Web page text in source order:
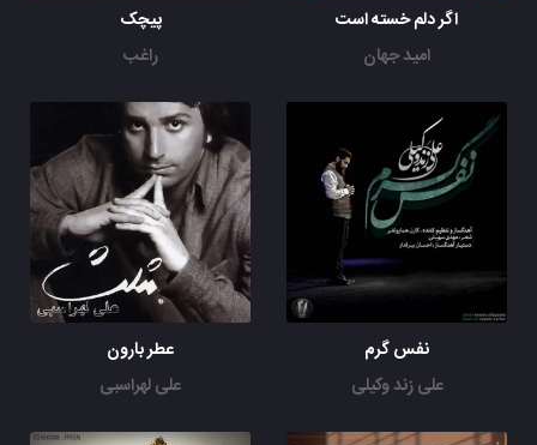
اگر دلم خسته است
امید جهان
پیچک
راغب
نفس گرم
علی زند وکیلی
عطر بارون
علی لهراسبی